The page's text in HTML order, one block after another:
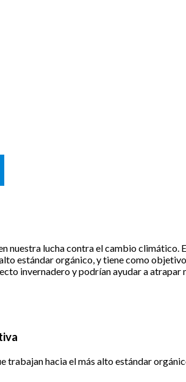
nuestra lucha contra el cambio
estándar orgánico, y tiene como
invernadero y podrían ayudar a
hacia el más alto estándar